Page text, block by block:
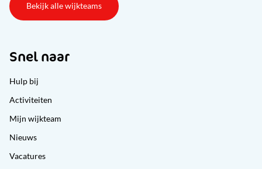
Bekijk alle wijkteams
Snel naar
Hulp bij
Activiteiten
Mijn wijkteam
Nieuws
Vacatures